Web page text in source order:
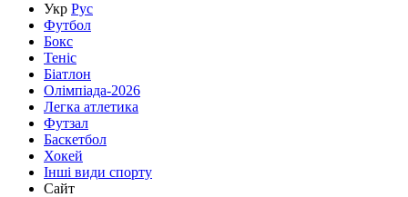
Укр Рус
Футбол
Бокс
Теніс
Біатлон
Олімпіада-2026
Легка атлетика
Футзал
Баскетбол
Хокей
Інші види спорту
Сайт